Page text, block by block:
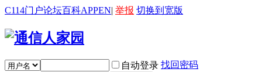
C114门户论坛百科APPEN| 举报 切换到宽版
自动登录 找回密码